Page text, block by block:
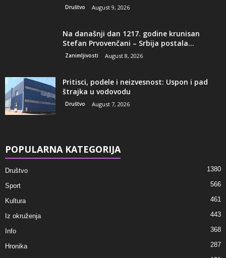
Društvo August 9, 2026
Na današnji dan 1217. godine krunisan
Stefan Prvovenčani – Srbija postala...
Zanimljivosti August 8, 2026
Pritisci, podele i neizvesnost: Uspon i pad
štrajka u vodovodu
Društvo August 7, 2026
POPULARNA KATEGORIJA
Društvo 1380
Sport 566
Kultura 461
Iz okruženja 443
Info 368
Hronika 287